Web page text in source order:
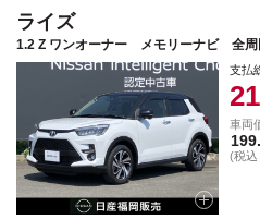
ライズ
1.2 Z ワンオーナー メモリーナビ 全周
支払
車両
(税込